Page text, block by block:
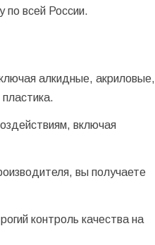
по всей России.
алкидные, акриловые,
включая
, вы получаете
контроль качества на